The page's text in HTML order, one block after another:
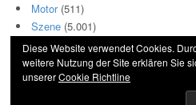
Motor(511)
Szene (5.001)
© 2026 Hightech und Blech. All
Diese Website verwendet Cookies.
weitere Nutzung der Site erklären Sie
unsererCookie Richtline